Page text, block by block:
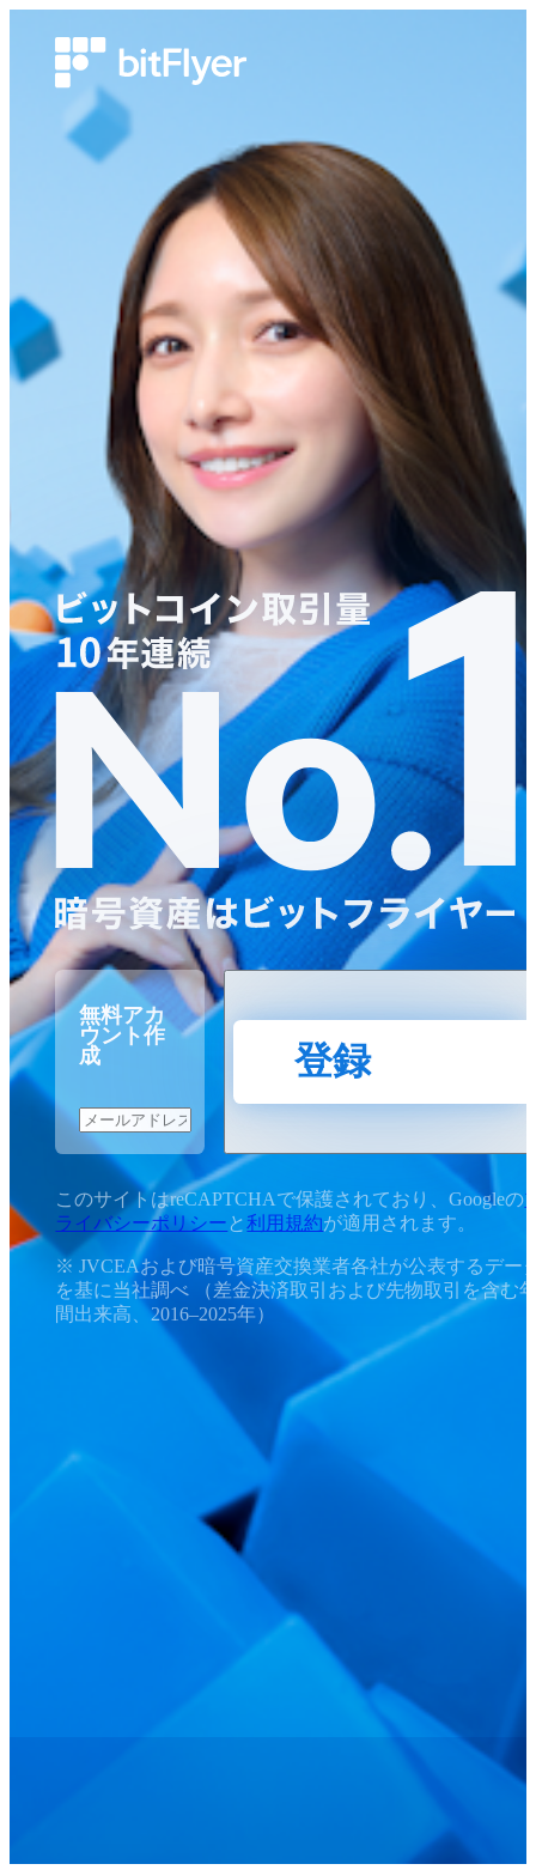
無料アカ
ウント作
成
登録
このサイトはreCAPTCHAで保護されており、Googleの
ライバシーポリシー と利用規約が適用されます。
※ JVCEAおよび暗号資産交換業者各社が公表するデー
を基に当社調べ （差金決済取引および先物取引を含む
間出来高、2016–2025年）